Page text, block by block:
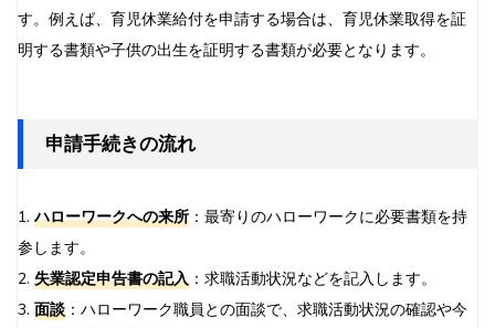
す。例えば、育児休業給付を申請する場合は、育児休業取得を証
明する書類や子供の出生を証明する書類が必要となります。
申請手続きの流れ
1.ハローワークへの来所 ：最寄りのハローワークに必要書類を持
参します。
2. 失業認定申告書の記入：求職活動状況などを記入します。
3. 面談 ：ハローワーク職員との面談で、求職活動状況の確認や今